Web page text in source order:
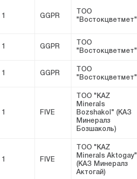
1 GGPR
ТОО
"Востокцветмет"
1 GGPR
ТОО
"Востокцветмет"
1 GGPR
ТОО
"Востокцветмет"
1 FIVE
ТОО "KAZ
Minerals
Bozshakol" (КАЗ
Минералз
Бозшаколь)
1 FIVE
ТОО "KAZ
Minerals Aktogay"
(КАЗ Минералз
Актогай)